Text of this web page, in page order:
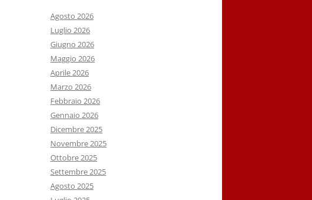
Agosto 2026
Luglio 2026
Giugno 2026
Maggio 2026
Aprile 2026
Marzo 2026
Febbraio 2026
Gennaio 2026
Dicembre 2025
Novembre 2025
Ottobre 2025
Settembre 2025
Agosto 2025